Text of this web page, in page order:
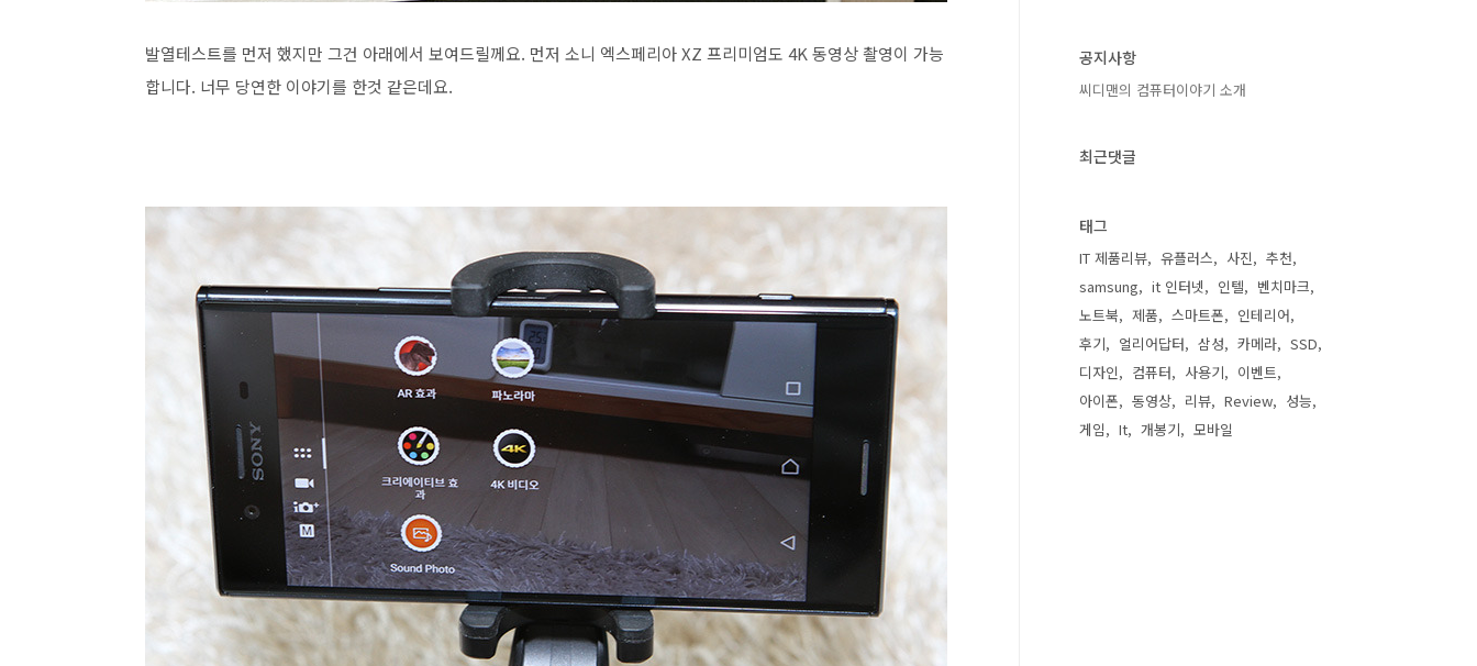
발열테스트를 먼저 했지만 그건 아래에서 보여드릴께요. 먼저 소니 엑스페리아 XZ 프리미엄도 4K 동영상 촬영이 가능
합니다. 너무 당연한 이야기를 한것 같은데요.
공지사항
씨디맨의 컴퓨터이야기 소개
최근댓글
태그
IT 제품리뷰 유플러스 사진
추천
samsung
it 인터넷 인텔
벤치마크
노트북
제품 스마트폰
인테리어
후기
얼리어답터 삼성 카메라
SSD
디자인
컴퓨터 사용기
이벤트
아이폰
동영상 리뷰 Review
성능
게임
It 개봉기 모바일